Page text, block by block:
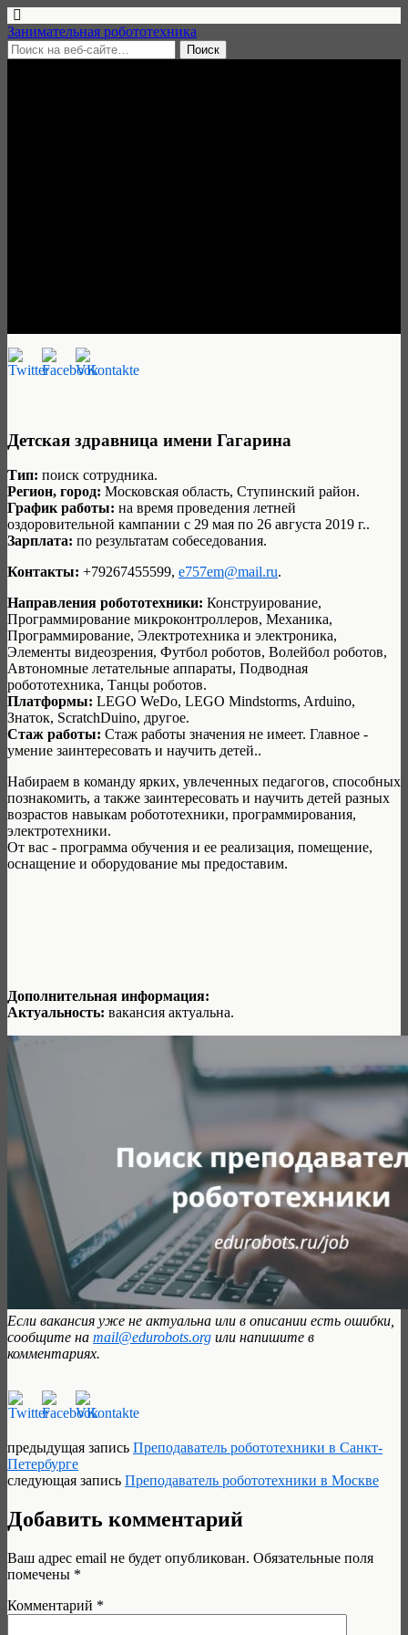
Занимательная робототехника
Детская здравница имени Гагарина
Тип: поиск сотрудника.
Регион, город: Московская область, Ступинский район.
График работы: на время проведения летней
оздоровительной кампании с 29 мая по 26 августа 2019 г..
Зарплата: по результатам собеседования.
Контакты: +79267455599, e757em@mail.ru.
Направления робототехники: Конструирование,
Программирование микроконтроллеров, Механика,
Программирование, Электротехника и электроника,
Элементы видеозрения, Футбол роботов, Волейбол роботов,
Автономные летательные аппараты, Подводная
робототехника, Танцы роботов.
Платформы: LEGO WeDo, LEGO Mindstorms, Arduino,
Знаток, ScratchDuino, другое.
Стаж работы: Стаж работы значения не имеет. Главное -
умение заинтересовать и научить детей..
Набираем в команду ярких, увлеченных педагогов, способных
познакомить, а также заинтересовать и научить детей разных
возрастов навыкам робототехники, программирования,
электротехники.
От вас - программа обучения и ее реализация, помещение,
оснащение и оборудование мы предоставим.
Дополнительная информация:
Актуальность: вакансия актуальна.
Если вакансия уже не актуальна или в описании есть ошибки,
сообщите на mail@edurobots.org или напишите в
комментариях.
предыдущая запись Преподаватель робототехники в Санкт-
Петербурге
следующая запись Преподаватель робототехники в Москве
Добавить комментарий
Ваш адрес email не будет опубликован. Обязательные поля
помечены *
Комментарий *